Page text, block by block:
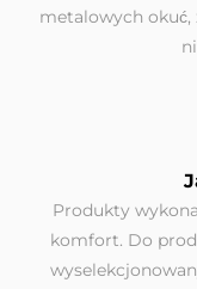
metalowych okuć,
Produkty
komfort. Do